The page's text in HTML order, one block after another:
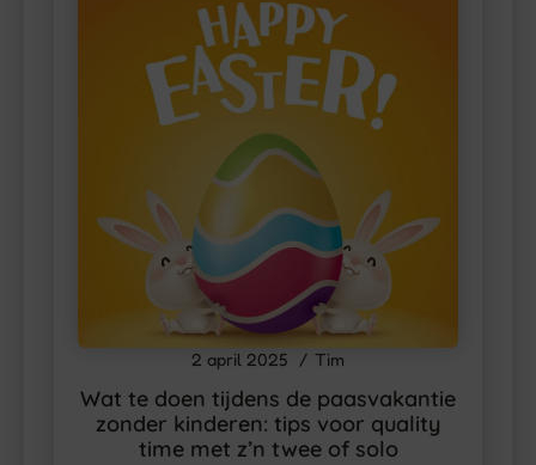
Wat te doen tijdens de paasvakantie
zonder kinderen: tips voor quality
time met z’n twee of solo
2 april 2025 Tim